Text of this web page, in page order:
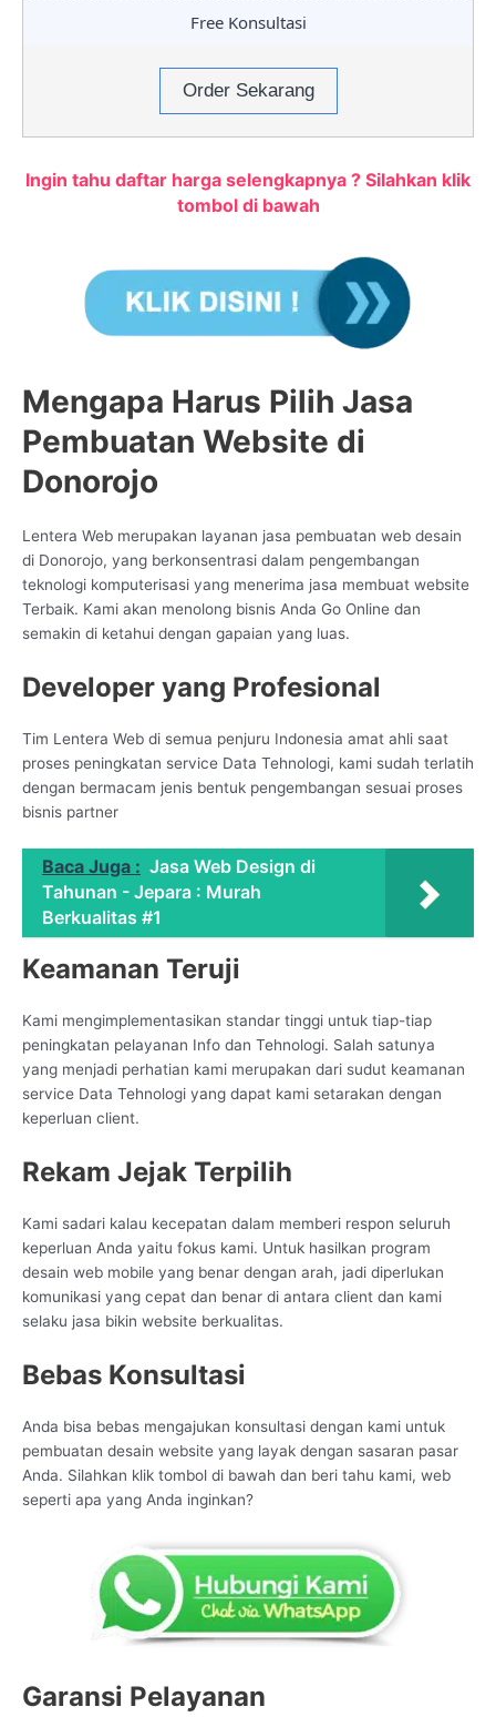
Free Konsultasi
Order Sekarang
Ingin tahu daftar harga selengkapnya ? Silahkan klik
tombol di bawah
Mengapa Harus Pilih Jasa
Pembuatan Website di
Donorojo
Lentera Web merupakan layanan jasa pembuatan web desain
di Donorojo, yang berkonsentrasi dalam pengembangan
teknologi komputerisasi yang menerima jasa membuat website
Terbaik. Kami akan menolong bisnis Anda Go Online dan
semakin di ketahui dengan gapaian yang luas.
Developer yang Profesional
Tim Lentera Web di semua penjuru Indonesia amat ahli saat
proses peningkatan service Data Tehnologi, kami sudah terlatih
dengan bermacam jenis bentuk pengembangan sesuai proses
bisnis partner
Baca Juga : Jasa Web Design di
Tahunan - Jepara : Murah
Berkualitas #1
Keamanan Teruji
Kami mengimplementasikan standar tinggi untuk tiap-tiap
peningkatan pelayanan Info dan Tehnologi. Salah satunya
yang menjadi perhatian kami merupakan dari sudut keamanan
service Data Tehnologi yang dapat kami setarakan dengan
keperluan client.
Rekam Jejak Terpilih
Kami sadari kalau kecepatan dalam memberi respon seluruh
keperluan Anda yaitu fokus kami. Untuk hasilkan program
desain web mobile yang benar dengan arah, jadi diperlukan
komunikasi yang cepat dan benar di antara client dan kami
selaku jasa bikin website berkualitas.
Bebas Konsultasi
Anda bisa bebas mengajukan konsultasi dengan kami untuk
pembuatan desain website yang layak dengan sasaran pasar
Anda. Silahkan klik tombol di bawah dan beri tahu kami, web
seperti apa yang Anda inginkan?
Garansi Pelayanan